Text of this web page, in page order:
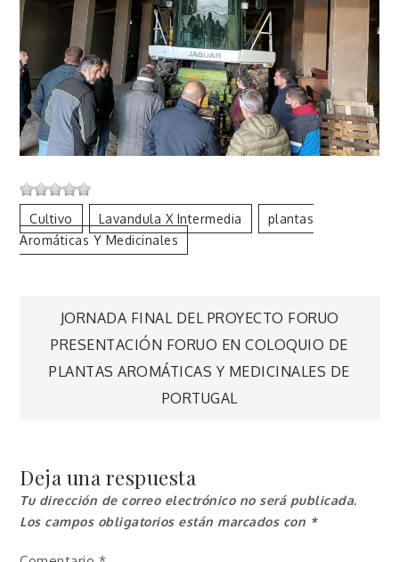
Cultivo Lavandula X Intermedia
Plantas
Aromáticas Y Medicinales
Navegación
de
JORNADA FINAL DEL PROYECTO FORUO
PRESENTACIÓN FORUO EN COLOQUIO DE
PLANTAS AROMÁTICAS Y MEDICINALES DE
PORTUGAL
Deja una respuesta
Tu dirección de correo electrónico no será publicada.
Los campos obligatorios están marcados con *